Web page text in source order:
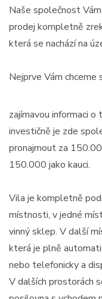
Naše společnost
prodej kompletně
která se nachází na
Nejprve Vám
zajímavou informaci
investičně je zde
pronajmout za
150.000 jako kauci.
Vila je kompletně
místnosti, v jedné
vinný sklep. V další
která je plně
nebo telefonicky a
V dalších prostorách